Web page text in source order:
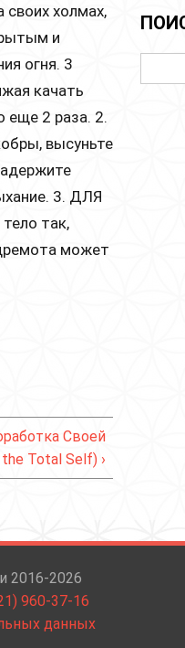
своих холмах,
и
огня. 3
качать
еще 2 раза. 2.
высуньте
3. ДЛЯ
так,
может
Своей
Total Self) ›
2016-2026
960-37-16
данных